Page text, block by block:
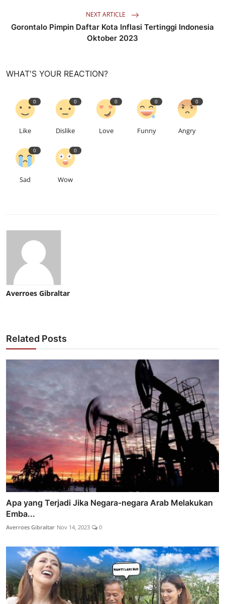
NEXT ARTICLE
Gorontalo Pimpin Daftar Kota Inflasi Tertinggi Indonesia
Oktober 2023
WHAT'S YOUR REACTION?
0
Like
0
Dislike
0
Love
0
Funny
0
Angry
0
Sad
0
Wow
Averroes Gibraltar
Related Posts
Apa yang Terjadi Jika Negara-negara Arab Melakukan
Emba...
Averroes Gibraltar Nov 14, 2023 0